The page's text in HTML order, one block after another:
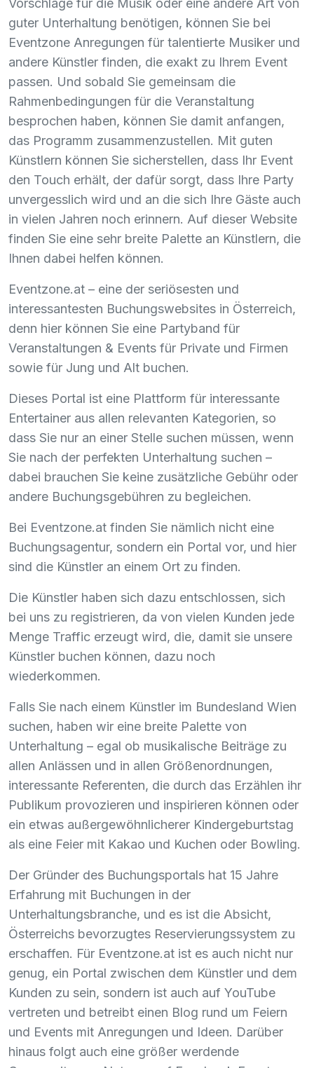
Vorschläge für die Musik oder eine andere Art von
guter Unterhaltung benötigen, können Sie bei
Eventzone Anregungen für talentierte Musiker und
andere Künstler finden, die exakt zu Ihrem Event
passen. Und sobald Sie gemeinsam die
Rahmenbedingungen für die Veranstaltung
besprochen haben, können Sie damit anfangen,
das Programm zusammenzustellen. Mit guten
Künstlern können Sie sicherstellen, dass Ihr Event
den Touch erhält, der dafür sorgt, dass Ihre Party
unvergesslich wird und an die sich Ihre Gäste auch
in vielen Jahren noch erinnern. Auf dieser Website
finden Sie eine sehr breite Palette an Künstlern, die
Ihnen dabei helfen können.
Eventzone.at – eine der seriösesten und
interessantesten Buchungswebsites in Österreich,
denn hier können Sie eine Partyband für
Veranstaltungen & Events für Private und Firmen
sowie für Jung und Alt buchen.
Dieses Portal ist eine Plattform für interessante
Entertainer aus allen relevanten Kategorien, so
dass Sie nur an einer Stelle suchen müssen, wenn
Sie nach der perfekten Unterhaltung suchen –
dabei brauchen Sie keine zusätzliche Gebühr oder
andere Buchungsgebühren zu begleichen.
Bei Eventzone.at finden Sie nämlich nicht eine
Buchungsagentur, sondern ein Portal vor, und hier
sind die Künstler an einem Ort zu finden.
Die Künstler haben sich dazu entschlossen, sich
bei uns zu registrieren, da von vielen Kunden jede
Menge Traffic erzeugt wird, die, damit sie unsere
Künstler buchen können, dazu noch
wiederkommen.
Falls Sie nach einem Künstler im Bundesland Wien
suchen, haben wir eine breite Palette von
Unterhaltung – egal ob musikalische Beiträge zu
allen Anlässen und in allen Größenordnungen,
interessante Referenten, die durch das Erzählen ihr
Publikum provozieren und inspirieren können oder
ein etwas außergewöhnlicherer Kindergeburtstag
als eine Feier mit Kakao und Kuchen oder Bowling.
Der Gründer des Buchungsportals hat 15 Jahre
Erfahrung mit Buchungen in der
Unterhaltungsbranche, und es ist die Absicht,
Österreichs bevorzugtes Reservierungssystem zu
erschaffen. Für Eventzone.at ist es auch nicht nur
genug, ein Portal zwischen dem Künstler und dem
Kunden zu sein, sondern ist auch auf YouTube
vertreten und betreibt einen Blog rund um Feiern
und Events mit Anregungen und Ideen. Darüber
hinaus folgt auch eine größer werdende